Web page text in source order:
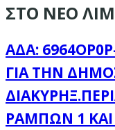
ΣΤΟ ΝΕΟ
ΑΔΑ:
ΓΙΑ ΤΗΝ
ΡΑΜΠΩΝ 1